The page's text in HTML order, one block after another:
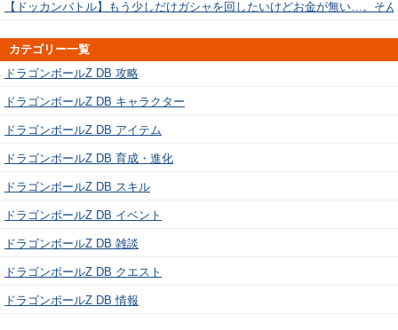
【ドッカンバトル】もう少しだけガシャを回したいけどお金が無い…。そ
カテゴリー一覧
ドラゴンボールZ DB 攻略
ドラゴンボールZ DB キャラクター
ドラゴンボールZ DB アイテム
ドラゴンボールZ DB 育成・進化
ドラゴンボールZ DB スキル
ドラゴンボールZ DB イベント
ドラゴンボールZ DB 雑談
ドラゴンボールZ DB クエスト
ドラゴンボールZ DB 情報